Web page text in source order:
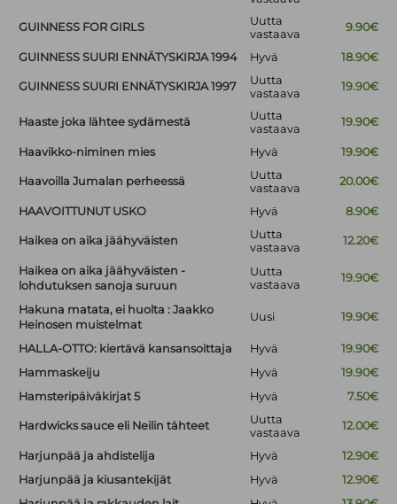
GUINNESS FOR GIRLS
Uutta
vastaava
9.90€
GUINNESS SUURI ENNÄTYSKIRJA 1994 Hyvä 18.90€
GUINNESS SUURI ENNÄTYSKIRJA 1997
Uutta
vastaava
19.90€
Haaste joka lähtee sydämestä
Uutta
vastaava
19.90€
Haavikko-niminen mies Hyvä 19.90€
Haavoilla Jumalan perheessä
Uutta
vastaava
20.00€
HAAVOITTUNUT USKO Hyvä 8.90€
Haikea on aika jäähyväisten
Uutta
vastaava
12.20€
Haikea on aika jäähyväisten -
lohdutuksen sanoja suruun
Uutta
vastaava
19.90€
Hakuna matata, ei huolta : Jaakko
Heinosen muistelmat
Uusi 19.90€
HALLA-OTTO: kiertävä kansansoittaja Hyvä
19.90€
Hammaskeiju
Hyvä
19.90€
Hamsteripäiväkirjat 5
Hyvä 7.50€
Hardwicks sauce eli Neilin tähteet
Uutta
vastaava
12.00€
Harjunpää ja ahdistelija Hyvä
12.90€
Harjunpää ja kiusantekijät
Hyvä
12.90€